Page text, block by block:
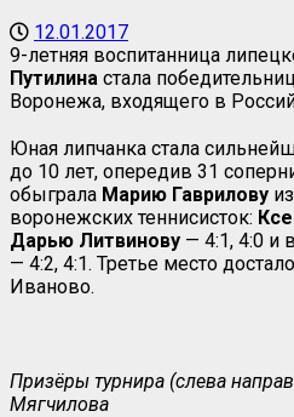
12.01.2017
9-летняя воспитанница
Путилина стала
Воронежа, входящего в
Юная липчанка стала
до 10 лет, опередив 31
обыграла Марию Гаврилову
воронежских теннисисток:
Дарью Литвинову — 4:1, 4:0 и
— 4:2, 4:1. Третье место
Иваново.
Призёры турнира (слева
Мягчилова